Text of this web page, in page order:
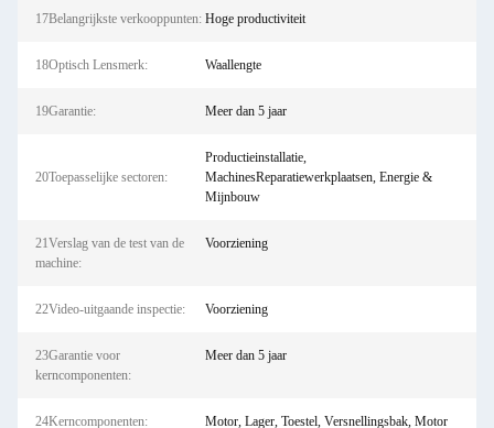
17Belangrijkste verkooppunten: Hoge productiviteit
18Optisch Lensmerk: Waallengte
19Garantie: Meer dan 5 jaar
20Toepasselijke sectoren:
Productieinstallatie,
MachinesReparatiewerkplaatsen, Energie &
Mijnbouw
21Verslag van de test van de
machine:
Voorziening
22Video-uitgaande inspectie: Voorziening
23Garantie voor
kerncomponenten:
Meer dan 5 jaar
24Kerncomponenten: Motor, Lager, Toestel, Versnellingsbak, Motor